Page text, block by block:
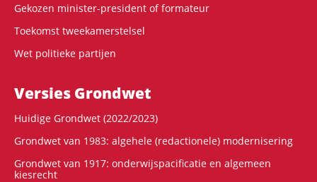
Gekozen minister-president of formateur
Toekomst tweekamerstelsel
Wet politieke partijen
Versies Grondwet
Huidige Grondwet (2022/2023)
Grondwet van 1983: algehele (redactionele) modernisering
Grondwet van 1917: onderwijspacificatie en algemeen
kiesrecht